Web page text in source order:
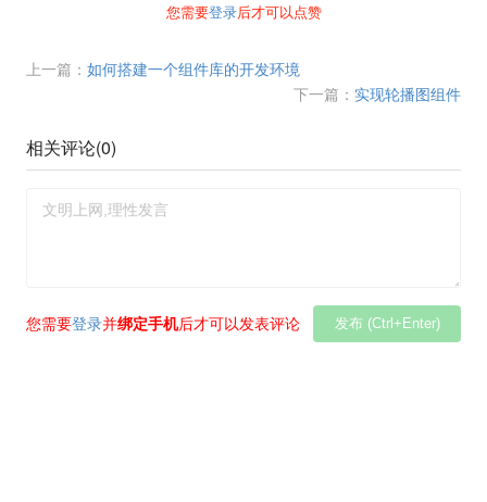
您需要登录后才可以点赞
上一篇： 如何搭建一个组件库的开发环境
下一篇： 实现轮播图组件
相关评论(0)
您需要登录并绑定手机后才可以发表评论 发布 (Ctrl+Enter)